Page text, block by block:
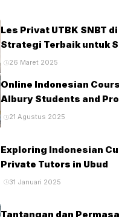
Les Privat UTBK SNBT
Strategi Terbaik untuk
Ujian PTN
26 Maret 2025
Online Indonesian
Albury Students and
21 Agustus 2025
Exploring Indonesian
Private Tutors in Ubud
31 Januari 2025
Tantangan dan